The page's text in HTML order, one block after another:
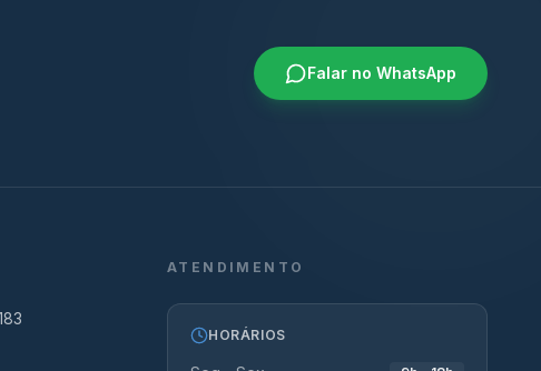
Falar no WhatsApp
ATENDIMENTO
HORÁRIOS